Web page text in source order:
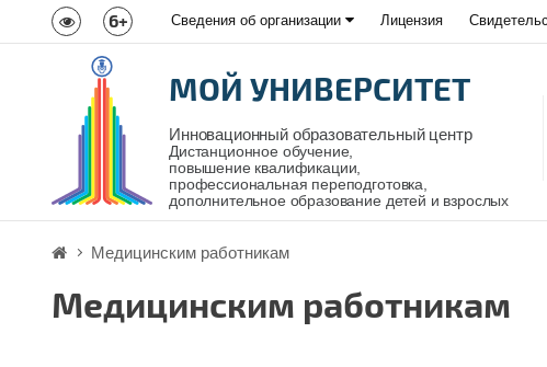
6+ Сведения об организации Лицензия
МОЙ УНИВЕРСИТЕТ
Инновационный образовательный центр
Дистанционное обучение,
повышение квалификации,
профессиональная переподготовка,
дополнительное образование детей и взрослых
Медицинским работникам
Медицинским работникам